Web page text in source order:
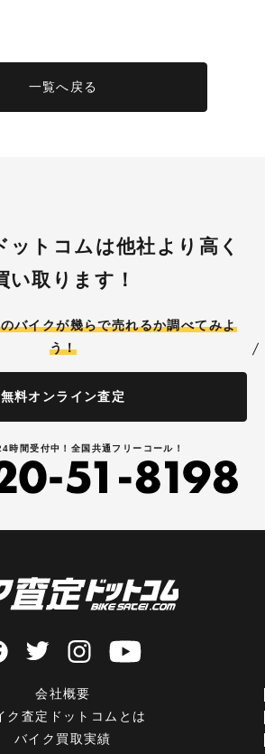
一覧へ戻る
ットコムは他社より高く
い取ります！
バイクが幾らで売れるか調べてみよ
う！
無料オンライン査定
時間受付中！全国共通フリーコール！
会社概要
ク査定ドットコムとは
バイク買取実績